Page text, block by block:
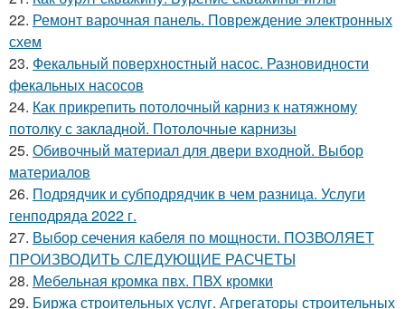
22. Ремонт варочная панель. Повреждение электронных
схем
23. Фекальный поверхностный насос. Разновидности
фекальных насосов
24. Как прикрепить потолочный карниз к натяжному
потолку с закладной. Потолочные карнизы
25. Обивочный материал для двери входной. Выбор
материалов
26. Подрядчик и субподрядчик в чем разница. Услуги
генподряда 2022 г.
27. Выбор сечения кабеля по мощности. ПОЗВОЛЯЕТ
ПРОИЗВОДИТЬ СЛЕДУЮЩИЕ РАСЧЕТЫ
28. Мебельная кромка пвх. ПВХ кромки
29. Биржа строительных услуг. Агрегаторы строительных